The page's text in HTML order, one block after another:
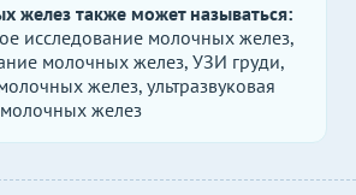
желез также может называться:
исследование молочных желез,
молочных желез, УЗИ груди,
желез, ультразвуковая
желез